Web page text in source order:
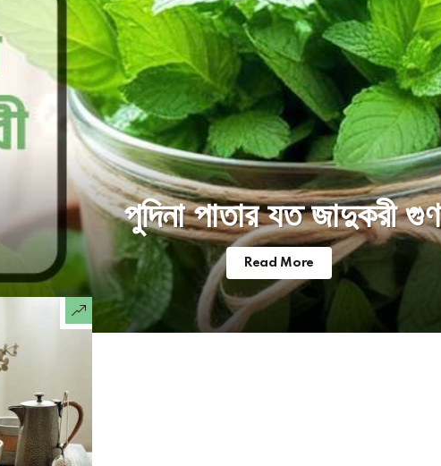
পুদিনা পাতার যত জাদুকরী গুণ
Read More